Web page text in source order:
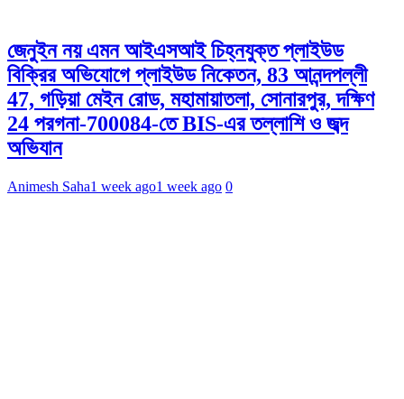
জেনুইন নয় এমন আইএসআই চিহ্নযুক্ত প্লাইউড
বিক্রির অভিযোগে প্লাইউড নিকেতন, 83 আনন্দপল্লী
47, গড়িয়া মেইন রোড, মহামায়াতলা, সোনারপুর, দক্ষিণ
24 পরগনা-700084-তে BIS-এর তল্লাশি ও জব্দ
অভিযান
Animesh Saha1 week ago1 week ago 0